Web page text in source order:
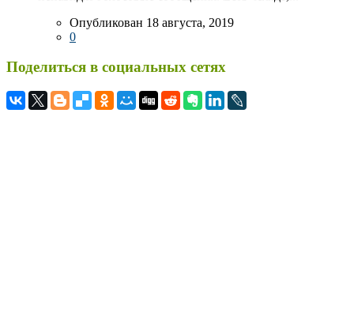
Опубликован 18 августа, 2019
0
Поделиться в социальных сетях